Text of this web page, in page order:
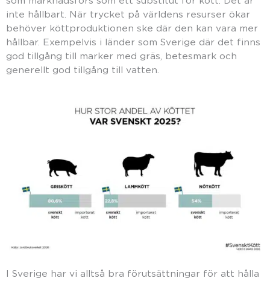
inte hållbart. När trycket på världens resurser ökar
behöver köttproduktionen ske där den kan vara mer
hållbar. Exempelvis i länder som Sverige där det finns
god tillgång till marker med gräs, betesmark och
generellt god tillgång till vatten.
I Sverige har vi alltså bra förutsättningar för att hålla